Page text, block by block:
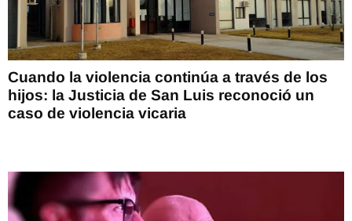
Cuando la violencia continúa a través de los
hijos: la Justicia de San Luis reconoció un
caso de violencia vicaria